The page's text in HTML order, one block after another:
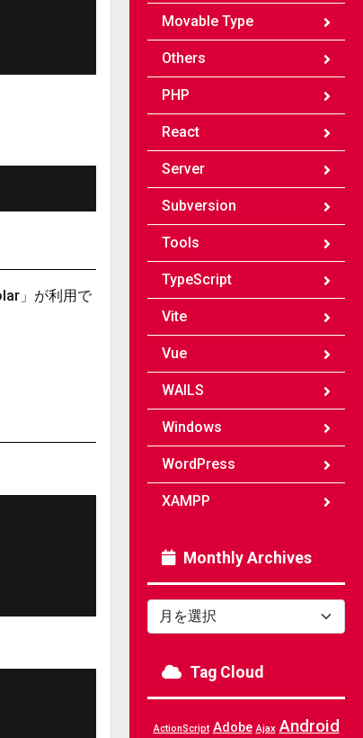
」が利用で
Movable Type
Others
PHP
React
Server
Subversion
Tools
TypeScript
Vite
Vue
WAILS
Windows
WordPress
XAMPP
Monthly Archives
Archives
Tag Cloud
ActionScript Adobe Ajax Android